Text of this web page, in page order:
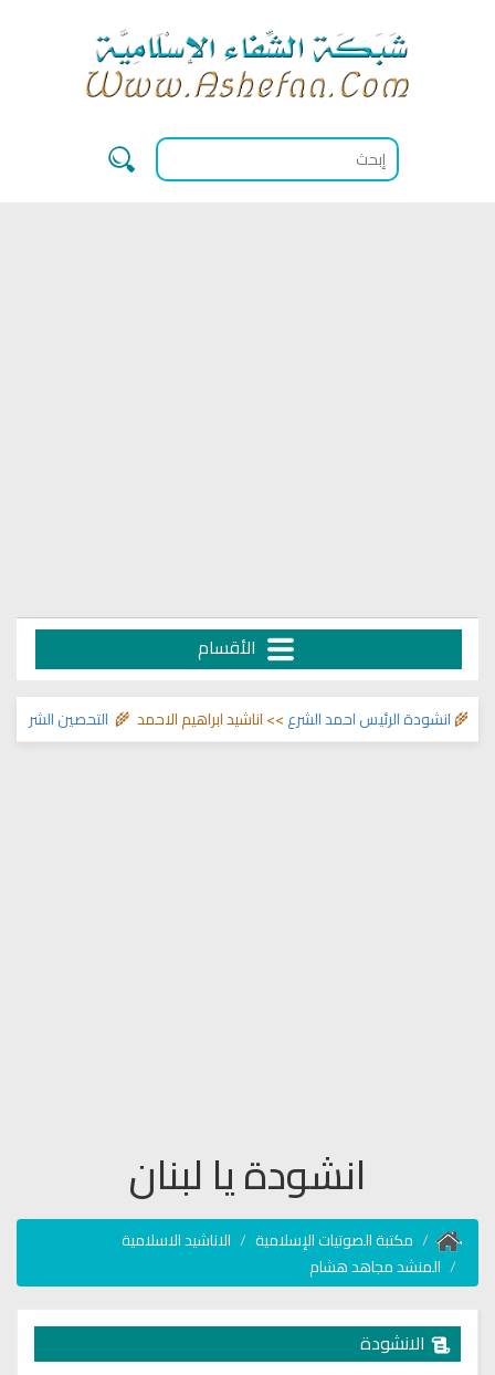
الأقسام
التحصين الشرعي انشودة الرئيس احمد الشرع>> اناشيد ابراهيم الاحمد 🌾
انشودة يا لبنان
مكتبة الصوتيات الإسلامية
الاناشيد الاسلامية
المنشد مجاهد هشام
الانشودة